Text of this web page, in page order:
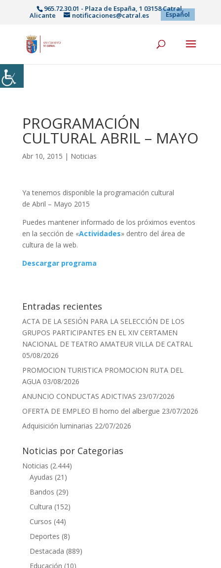
965.72.30.01 - Plaza de España, 1 03158 Catral,
Alicante notificaciones@catral.es Español
PROGRAMACIÓN
CULTURAL ABRIL – MAYO
Abr 10, 2015 | Noticias
Ya tenemos disponible la programación cultural
de Abril – Mayo 2015
Puedes mantener informado de los próximos eventos
en la sección de «Actividades» dentro del área de
cultura de la web.
Descargar programa
Entradas recientes
ACTA DE LA SESIÓN PARA LA SELECCIÓN DE LOS
GRUPOS PARTICIPANTES EN EL XIV CERTAMEN
NACIONAL DE TEATRO AMATEUR VILLA DE CATRAL
05/08/2026
PROMOCION TURISTICA PROMOCION RUTA DEL
AGUA 03/08/2026
ANUNCIO CONDUCTAS ADICTIVAS 23/07/2026
OFERTA DE EMPLEO El horno del albergue 23/07/2026
Adquisición luminarias 22/07/2026
Noticias por Categorias
Noticias (2.444)
Ayudas (21)
Bandos (29)
Cultura (152)
Cursos (44)
Deportes (8)
Destacada (889)
Educación (10)